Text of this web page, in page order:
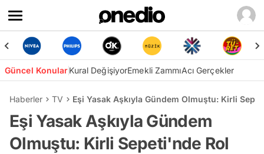
Güncel KonularKural DeğişiyorEmekli ZammıAcı Gerçekler
Haberler TV Eşi Yasak Aşkıyla Gündem Olmuştu: Kirli
Eşi Yasak Aşkıyla Gündem
Olmuştu: Kirli Sepeti'nde Rol